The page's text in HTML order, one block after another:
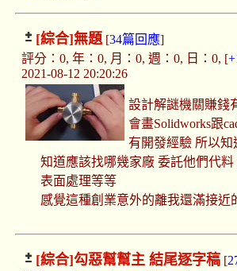
[綜合]無題[34篇回應]
評分：0, 年：0, 月：0, 週：0, 日：0, [
2021-08-12 20:20:26
設計解謎機關賺錢
會畫Solidworks跟
有開發經驗 所以知
知道應該找哪幾家廠 委託他們代
表面處理等等
感覺這種創業意外的離我還滿接近
[綜合]勾惡幫幫主 結尾逐字稿[